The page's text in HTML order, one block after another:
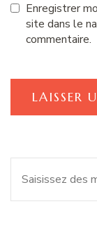
Enregistrer
site dans le
commentaire.